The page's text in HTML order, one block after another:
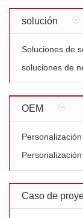
solución
Soluciones de
soluciones de
OEM
Caso de